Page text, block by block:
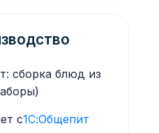
сборка блюд из
с1С:Общепит